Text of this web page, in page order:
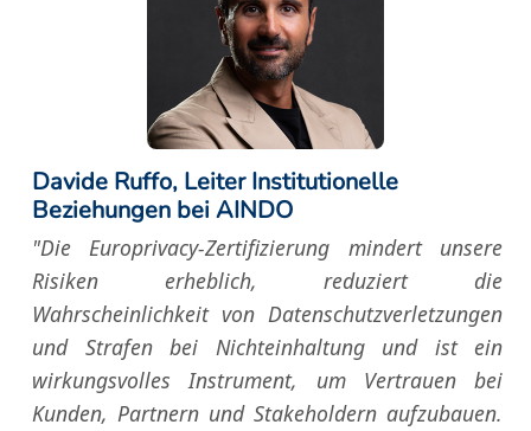
Davide Ruffo, Leiter Institutionelle
Beziehungen bei AINDO
"Die Europrivacy-Zertifizierung mindert unsere
Risiken erheblich, reduziert die
Wahrscheinlichkeit von Datenschutzverletzungen
und Strafen bei Nichteinhaltung und ist ein
wirkungsvolles Instrument, um Vertrauen bei
Kunden, Partnern und Stakeholdern aufzubauen.